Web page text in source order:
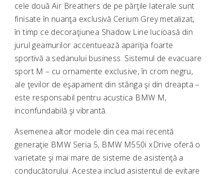
cele două Air Breathers de pe părţile laterale sunt
finisate în nuanţa exclusivă Cerium Grey metalizat,
în timp ce decoraţiunea Shadow Line lucioasă din
jurul geamurilor accentuează apariţia foarte
sportivă a sedanului business. Sistemul de evacuare
sport M – cu ornamente exclusive, în crom negru,
ale ţevilor de eşapament din stânga şi din dreapta –
este responsabil pentru acustica BMW M,
inconfundabilă şi vibrantă.
Asemenea altor modele din cea mai recentă
generaţie BMW Seria 5, BMW M550i xDrive oferă o
varietate şi mai mare de sisteme de asistenţă a
conducătorului. Acestea includ asistentul de evitare